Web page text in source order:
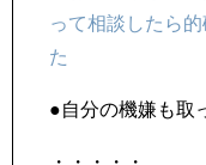
って相談したら
た
●自分の機嫌も取